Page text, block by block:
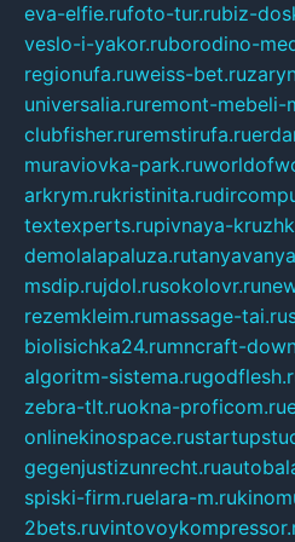
eva-elfie.rufoto-tur.rubiz-
veslo-i-yakor.ruborodino-
regionufa.ruweiss-bet.ru
universalia.ruremont-mebeli-
clubfisher.ruremstirufa.ru
muraviovka-park.ru
arkrym.rukristinita.ru
textexperts.rupivnaya-
demolalapaluza.ru
msdip.rujdol.rusokolovr.ru
rezemkleim.rumassage-tai.ru
biolisichka24.rumncraft-
algoritm-sistema.ru
zebra-tlt.ruokna-proficom.ru
onlinekinospace.ru
gegenjustizunrecht.ru
spiski-firm.ruelara-m.ru
2bets.ru